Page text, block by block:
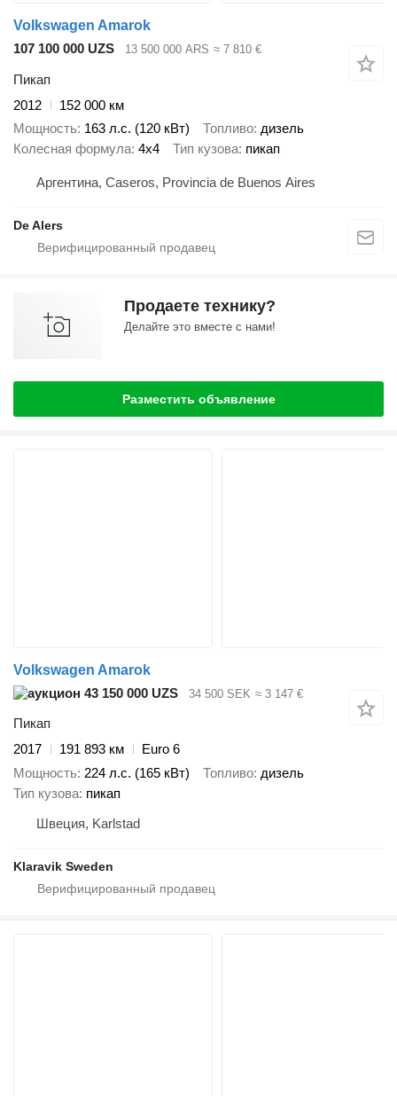
Volkswagen Amarok
107 100 000 UZS
13 500 000 ARS ≈ 7 810 €
Пикап
2012
152 000 км
Мощность 163 л.с. (120 кВт) Топливо дизель
Колесная формула 4x4 Тип кузова пикап
Аргентина, Caseros, Provincia de Buenos Aires
De Alers
Продаете технику?
Делайте это вместе с нами!
Разместить объявление
Volkswagen Amarok
43 150 000 UZS
34 500 SEK ≈ 3 147 €
Пикап
2017
191 893 км
Euro 6
Мощность 224 л.с. (165 кВт) Топливо дизель
Тип кузова пикап
Швеция, Karlstad
Klaravik Sweden